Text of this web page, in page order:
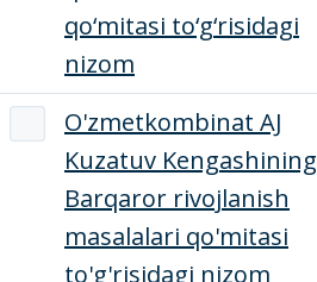
qo‘mitasi to‘g‘risidagi
nizom
O'zmetkombinat AJ
Kuzatuv Kengashining
Barqaror rivojlanish
masalalari qo'mitasi
to'g'risidagi nizom